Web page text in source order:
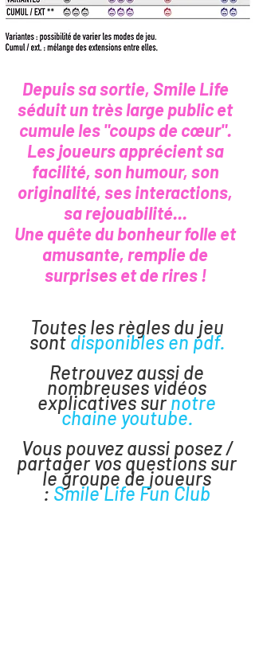
Depuis sa sortie, Smile Life
séduit un très large public et
cumule les "coups de cœur".
Les joueurs apprécient sa
facilité, son humour, son
originalité, ses interactions,
sa rejouabilité...
Une quête du bonheur folle et
amusante, remplie de
surprises et de rires !
Toutes les règles du jeu
sontdisponibles en pdf.
Retrouvez aussi de
nombreuses vidéos
explicatives surnotre
chaine youtube.
Vous pouvez aussi posez /
partager vos questions sur
le groupe de joueurs
:Smile Life Fun Club